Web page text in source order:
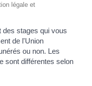
légale et
des stages qui vous
de l'Union
ou non. Les
sont différentes selon